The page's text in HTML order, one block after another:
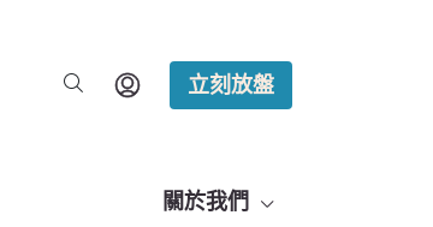
立刻放盤
關於我們